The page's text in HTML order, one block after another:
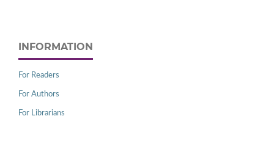
INFORMATION
For Readers
For Authors
For Librarians